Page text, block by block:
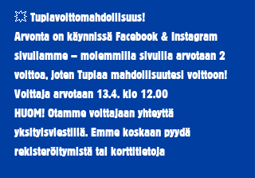
💥 Tuplavoittomahdollisuus!
Arvonta on käynnissä Facebook & Instagram
sivullamme – molemmilla sivuilla arvotaan 2
voittoa, joten Tuplaa mahdollisuutesi voittoon!
Voittaja arvotaan 13.4. klo 12.00
HUOM! Otamme voittajaan yhteyttä
yksityisviestillä. Emme koskaan pyydä
rekisteröitymistä tai korttitietoja